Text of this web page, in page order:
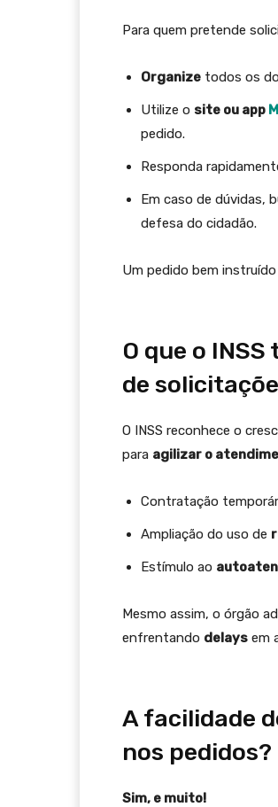
Para quem pretende
Organize todos os
Utilize o site ou app
pedido.
Responda
Em caso de dúvidas,
defesa do cidadão.
Um pedido bem
O que o
de
O INSS reconhece o
para agilizar o
Contratação
Ampliação do uso de
Estímulo ao
Mesmo assim, o órgão
enfrentando delays em
A facilidade
nos pedidos?
Sim, e muito!